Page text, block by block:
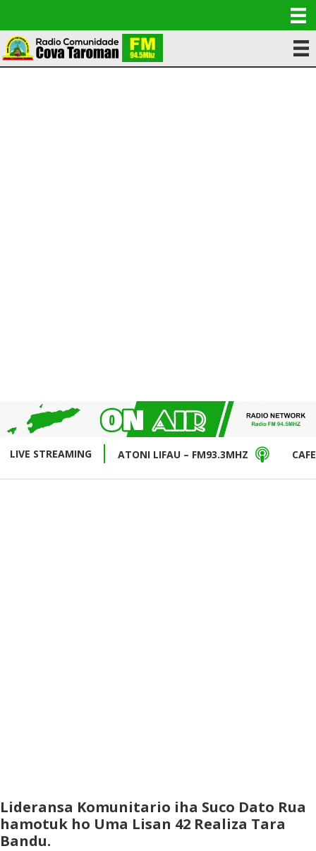
LIVE STREAMING ATONI LIFAU – FM93.3MHZ
Lideransa Komunitario iha Suco Dato Rua
hamotuk ho Uma Lisan 42 Realiza Tara
Bandu.